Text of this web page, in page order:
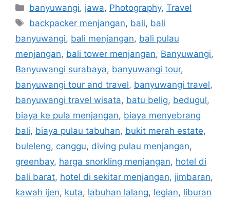
banyuwangi, jawa, Photography,Travel
backpacker menjangan, bali, bali
banyuwangi, bali menjangan, bali pulau
menjangan, bali tower menjangan, Banyuwangi,
Banyuwangi surabaya, banyuwangi tour,
banyuwangi tour and travel, banyuwangi travel,
banyuwangi travel wisata, batu belig, bedugul,
biaya ke pula menjangan, biaya menyebrang
bali, biaya pulau tabuhan, bukit merah estate,
buleleng, canggu, diving pulau menjangan,
greenbay, harga snorkling menjangan, hotel di
bali barat, hotel di sekitar menjangan, jimbaran,
kawah ijen, kuta, labuhan lalang, legian, liburan